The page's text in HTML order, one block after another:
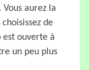
aurez la
de
est ouverte à
un peu plus